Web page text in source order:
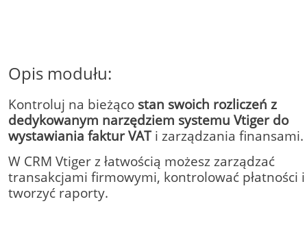
Opis modułu:
Kontroluj na bieżąco stan swoich rozliczeń z
dedykowanym narzędziem systemu Vtiger do
wystawiania faktur VAT i zarządzania finansami.
W CRM Vtiger z łatwością możesz zarządzać
transakcjami firmowymi, kontrolować płatności i
tworzyć raporty.